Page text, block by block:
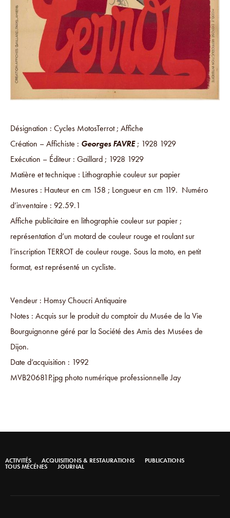
Désignation : Cycles MotosTerrot ; Affiche
Création – Affichiste : Georges FAVRE; 1928 1929
Exécution – Éditeur : Gaillard ; 1928 1929
Matière et technique : Lithographie couleur sur papier
Mesures : Hauteur en cm 158 ; Longueur en cm 119. Numéro
d’inventaire : 92.59.1
Affiche publicitaire en lithographie couleur sur papier ;
représentation d’un motard de couleur rouge et roulant sur
l’inscription TERROT de couleur rouge. Sous la moto, en petit
format, est représenté un cycliste.
Vendeur : Homsy Choucri Antiquaire
Notes : Acquis sur le produit du comptoir du Musée de la Vie
Bourguignonne géré par la Société des Amis des Musées de
Dijon.
Date d’acquisition : 1992
MVB20681P.jpg photo numérique professionnelle Jay
ACTIVITÉS ACQUISITIONS & RESTAURATIONS PUBLICATIONS
TOUS MÉCÉNES JOURNAL